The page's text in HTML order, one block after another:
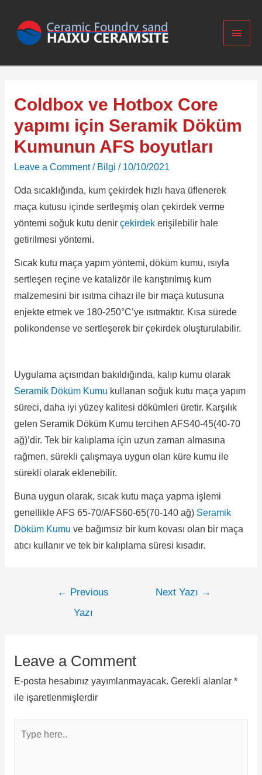
Coldbox ve Hotbox Core
yapımı için Seramik Döküm
Kumunun AFS boyutları
Leave a Comment / Bilgi / 10/10/2021
Oda sıcaklığında, kum çekirdek hızlı hava üflenerek
maça kutusu içinde sertleşmiş olan çekirdek verme
yöntemi soğuk kutu denir çekirdekerişilebilir hale
getirilmesi yöntemi.
Sıcak kutu maça yapım yöntemi, döküm kumu, ısıyla
sertleşen reçine ve katalizör ile karıştırılmış kum
malzemesini bir ısıtma cihazı ile bir maça kutusuna
enjekte etmek ve 180-250°C’ye ısıtmaktır. Kısa sürede
polikondense ve sertleşerek bir çekirdek oluşturulabilir.
Uygulama açısından bakıldığında, kalıp kumu olarak
Seramik Döküm Kumu kullanan soğuk kutu maça yapım
süreci, daha iyi yüzey kalitesi dökümleri üretir. Karşılık
gelen Seramik Döküm Kumu tercihen AFS40-45(40-70
ağ)’dir. Tek bir kalıplama için uzun zaman almasına
rağmen, sürekli çalışmaya uygun olan küre kumu ile
sürekli olarak eklenebilir.
Buna uygun olarak, sıcak kutu maça yapma işlemi
genellikle AFS 65-70/AFS60-65(70-140 ağ) Seramik
Döküm Kumu ve bağımsız bir kum kovası olan bir maça
atıcı kullanır ve tek bir kalıplama süresi kısadır.
← Previous
Yazı
Next Yazı →
Leave a Comment
E-posta hesabınız yayımlanmayacak. Gerekli alanlar *
ile işaretlenmişlerdir